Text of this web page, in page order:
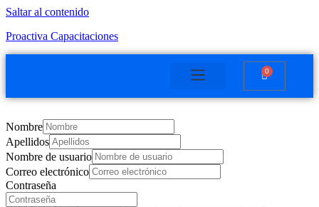
Saltar al contenido
Proactiva Capacitaciones
0
Nombre
Apellidos
Nombre de usuario
Correo electrónico
Contraseña